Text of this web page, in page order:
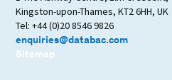
Kingston-upon-Thames, KT2 6HH, UK
Tel: +44 (0)20 8546 9826
enquiries@databac.com
Sitemap